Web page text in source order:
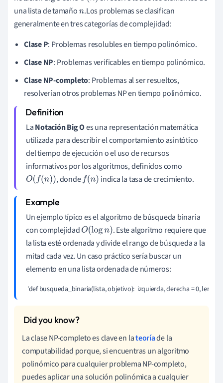
una lista de tamañon.Los problemas se clasifican
generalmente en tres categorías de complejidad:
Clase P: Problemas resolubles en tiempo polinómico.
Clase NP: Problemas verificables en tiempo polinómico.
Clase NP-completo: Problemas al ser resueltos,
resolverían otros problemas NP en tiempo polinómico.
LaNotación Big Oes una representación matemática
utilizada para describir el comportamiento asintótico
del tiempo de ejecución o el uso de recursos
informativos por los algoritmos, definidos como
O(f(n)) , dondef(n) indica la tasa de crecimiento.
Un ejemplo típico es el algoritmo de búsqueda binaria
con complejidadO(logn)
. Este algoritmo requiere que
la lista esté ordenada y divide el rango de búsqueda a la
mitad cada vez. Un caso práctico sería buscar un
elemento en una lista ordenada de números:
'def busqueda_binaria(lista, objetivo):  izquierda, derecha = 0,
La clase NP-completo es clave en lateoríade la
computabilidad porque, si encuentras un algoritmo
polinómico para cualquier problema NP-completo,
puedes aplicar una solución polinómica a cualquier